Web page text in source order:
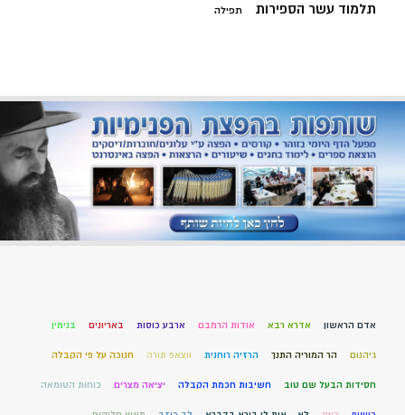
תלמוד עשר הספירות תפילה
אדם הראשון אדרא רבא אודות הרמבם ארבע כוסות באריונים בנימין
גיהנום הר המוריה התנך הרזיה רוחנית ווצאפ תורה חנוכה על פי הקבלה
חסידות הבעל שם טוב חשיבות חכמת הקבלה יציאה מצרים כוחות הטומאה